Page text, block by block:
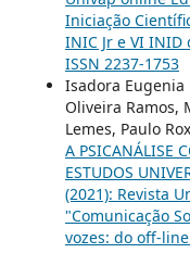
Iniciação
INIC Jr e VI
ISSN 2237-1753
Isadora Eugenia
Oliveira Ramos,
Lemes, Paulo
A PSICANÁLISE
ESTUDOS
(2021): Revista
"Comunicação
vozes: do off-